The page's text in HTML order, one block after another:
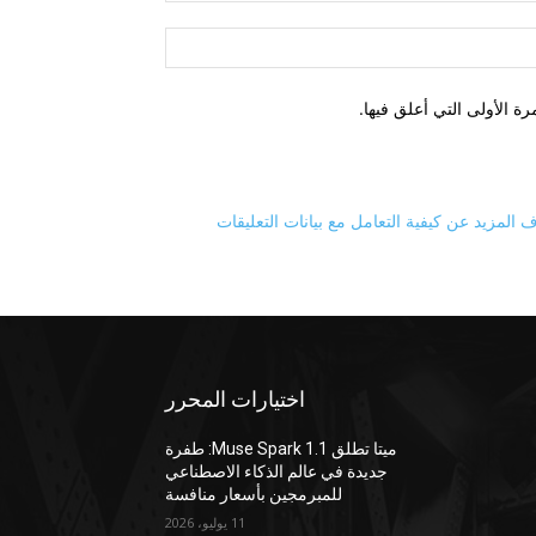
الأولى التي أعلق فيها.
المزيد عن كيفية التعامل مع بيانات التعليقات
اختيارات المحرر
ميتا تطلق Muse Spark 1.1: طفرة
جديدة في عالم الذكاء الاصطناعي
للمبرمجين بأسعار منافسة
11 يوليو، 2026